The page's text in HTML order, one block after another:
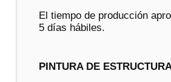
El tiempo de producción
5 días hábiles.
PINTURA DE